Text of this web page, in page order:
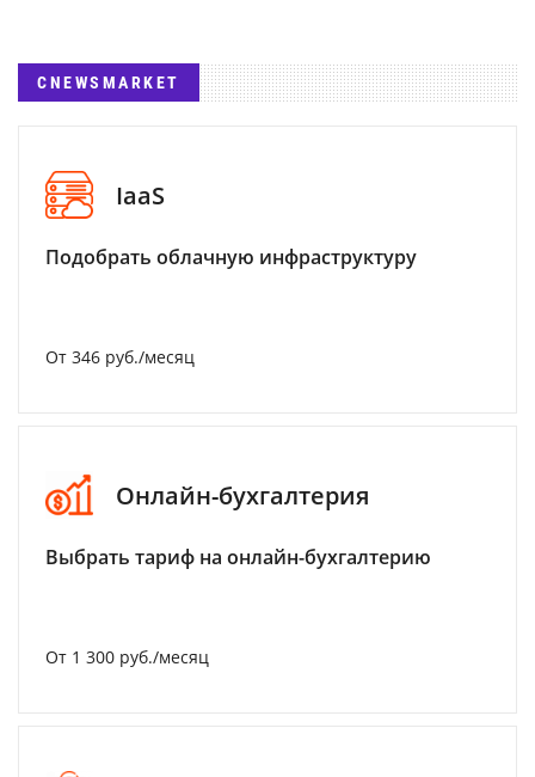
CNEWSMARKET
IaaS
Подобрать облачную инфраструктуру
От 346 руб./месяц
Онлайн-бухгалтерия
Выбрать тариф на онлайн-бухгалтерию
От 1 300 руб./месяц